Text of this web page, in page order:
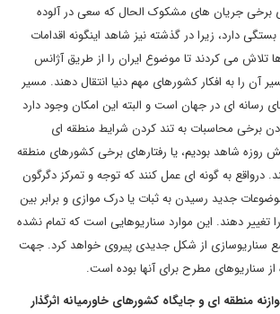
برخی جریان های مشکوک الحال که سعی در آلوده
دارد، زیرا در گذشته نیز شاهد اینگونه اقدامات
تلاش می کردند تا موضوع ایران را از طریق آژانس
آن را به افکار کشورهای مهم دنیا انتقال دهند. مسیر
رسانه ای در جهان است و البته این امکان وجود دارد
برخی محاسبات به تند کردن شرایط منطقه ای
شاهد بودیم، یا رفتارهای برخی کشورهای منطقه
درواقع به گونه ای عمل کنند که توجه و تمرکز دگرگون
جدید رسیدن به ثبات یا درک موازی و برابر بین
ایران و کشورهای 1+5 را تغییر دهند. این موارد سناریوهایی است که تمام نشده
سناریوسازی از شکل جدیدی پیروی خواهد کرد. جهت
سناریوهای مطرح برای آنها بوده است.
منطقه ای و جایگاه کشورهای خاورمیانه اثرگذار